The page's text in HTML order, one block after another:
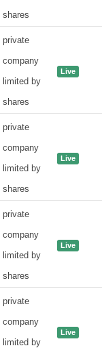
shares
private
company
limited by
shares
Live
private
company
limited by
shares
Live
private
company
limited by
shares
Live
private
company
limited by
Live